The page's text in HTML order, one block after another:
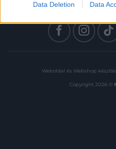
Data Deletion Data
Kövesse a
Weboldal és Webshop
Copyright 2026 ©